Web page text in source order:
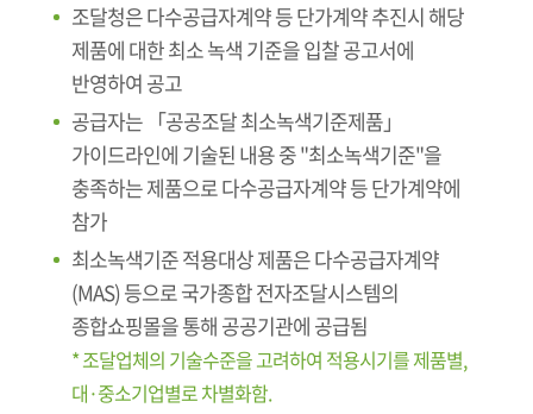
조달청은 다수공급자계약 등 단가계약 추진시 해당
제품에 대한 최소 녹색 기준을 입찰 공고서에
반영하여 공고
공급자는 「공공조달 최소녹색기준제품」
가이드라인에 기술된 내용 중 "최소녹색기준"을
충족하는 제품으로 다수공급자계약 등 단가계약에
참가
최소녹색기준 적용대상 제품은 다수공급자계약
(MAS) 등으로 국가종합 전자조달시스템의
종합쇼핑몰을 통해 공공기관에 공급됨
* 조달업체의 기술수준을 고려하여 적용시기를 제품별,
대·중소기업별로 차별화함.